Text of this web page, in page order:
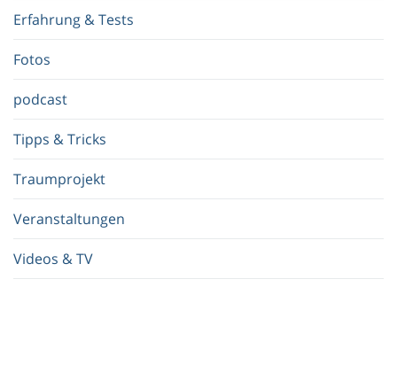
f
.
.
.
Erfahrung & Tests
Fotos
podcast
Tipps & Tricks
Traumprojekt
Veranstaltungen
Videos & TV